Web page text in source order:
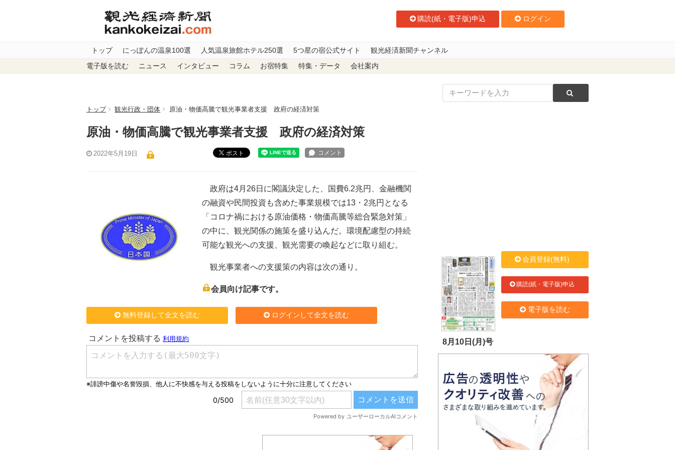
購読(紙・電子版)申込 ログイン
トップ にっぽんの温泉100選 人気温泉旅館ホテル250選 5つ星の宿公式サイト 観光経済新聞チャンネル
電子版を読む ニュース インタビュー コラム お宿特集 特集・データ 会社案内
トップ 観光行政・団体 原油・物価高騰で観光事業者支援 政府の経済対策
原油・物価高騰で観光事業者支援 政府の経済対策
2022年5月19日 ポスト
政府は4月26日に閣議決定した、国費6.2兆円、金融機関
の融資や民間投資も含めた事業規模では13・2兆円となる
「コロナ禍における原油価格・物価高騰等総合緊急対策」
の中に、観光関係の施策を盛り込んだ。環境配慮型の持続
可能な観光への支援、観光需要の喚起などに取り組む。
観光事業者への支援策の内容は次の通り。
会員向け記事です。
無料登録して全文を読む ログインして全文を読む
8月10日(月)号
会員登録(無料)
購読(紙・電子版)申込
電子版を読む